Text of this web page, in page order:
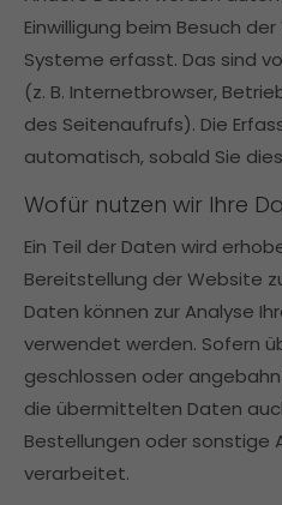
Einwilligung beim Besuch
Systeme erfasst. Das sind
(z. B. Internetbrowser,
des Seitenaufrufs). Die
automatisch, sobald Sie
Wofür nutzen wir Ihre
Ein Teil der Daten wird
Bereitstellung der Website
Daten können zur Analyse
verwendet werden. Sofern
geschlossen oder
die übermittelten Daten
Bestellungen oder sonstige
verarbeitet.